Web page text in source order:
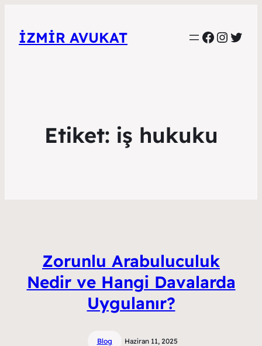
İZMIR AVUKAT
Etiket: iş hukuku
Zorunlu Arabuluculuk
Nedir ve Hangi Davalarda
Uygulanır?
Blog Haziran 11, 2025